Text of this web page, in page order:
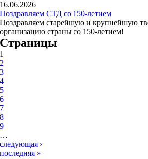
16.06.2026
Поздравляем СТД со 150-летием
Поздравляем старейшую и крупнейшую
организацию страны со 150-летием!
Страницы
1
2
3
4
5
6
7
8
9
…
следующая ›
последняя »